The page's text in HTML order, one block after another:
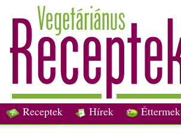
Receptek Hírek Éttermek